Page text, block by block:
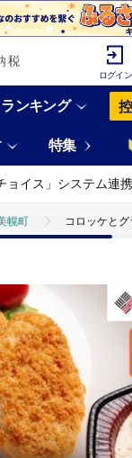
ログイン
ランキング
特集
ョイス」システム連
幌町 コロッケと